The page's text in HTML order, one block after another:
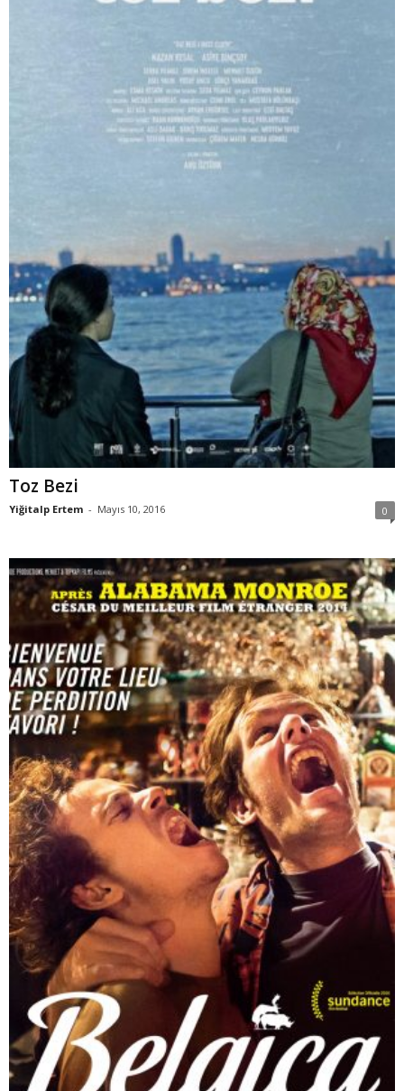
Toz Bezi
Yiğitalp Ertem - Mayıs 10, 2016 0